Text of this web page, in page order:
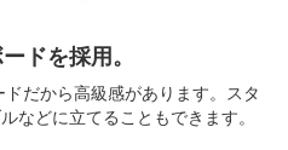
ドを採用。
だから高級感があります。スタ
などに立てることもできます。